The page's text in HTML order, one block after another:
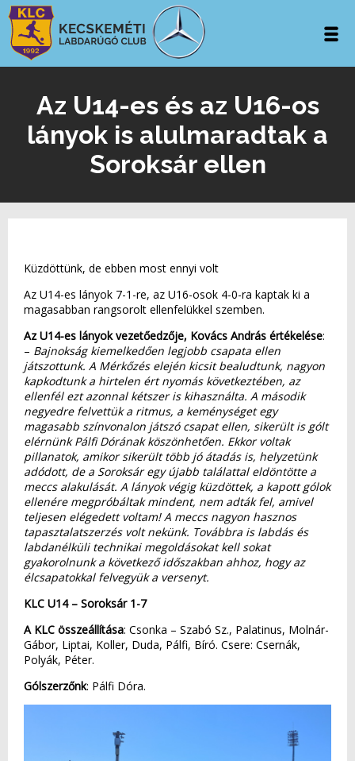
Az U14-es és az U16-os
lányok is alulmaradtak a
Soroksár ellen
Küzdöttünk, de ebben most ennyi volt
Az U14-es lányok 7-1-re, az U16-osok 4-0-ra kaptak ki a
magasabban rangsorolt ellenfelükkel szemben.
Az U14-es lányok vezetőedzője, Kovács András értékelése:
– Bajnokság kiemelkedően legjobb csapata ellen
játszottunk. A Mérkőzés elején kicsit bealudtunk, nagyon
kapkodtunk a hirtelen ért nyomás következtében, az
ellenfél ezt azonnal kétszer is kihasználta. A második
negyedre felvettük a ritmus, a keménységet egy
magasabb színvonalon játszó csapat ellen, sikerült is gólt
elérnünk Pálfi Dórának köszönhetően. Ekkor voltak
pillanatok, amikor sikerült több jó átadás is, helyzetünk
adódott, de a Soroksár egy újabb találattal eldöntötte a
meccs alakulását. A lányok végig küzdöttek, a kapott gólok
ellenére megpróbáltak mindent, nem adták fel, amivel
teljesen elégedett voltam! A meccs nagyon hasznos
tapasztalatszerzés volt nekünk. Továbbra is labdás és
labdanélküli technikai megoldásokat kell sokat
gyakorolnunk a következő időszakban ahhoz, hogy az
élcsapatokkal felvegyük a versenyt.
KLC U14 – Soroksár 1-7
A KLC összeállítása: Csonka – Szabó Sz., Palatinus, Molnár-
Gábor, Liptai, Koller, Duda, Pálfi, Bíró. Csere: Csernák,
Polyák, Péter.
Gólszerzőnk: Pálfi Dóra.